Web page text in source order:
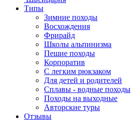
Типы
Зимние походы
Восхождения
Фрирайд
Школы альпинизма
Пешие походы
Корпоратив
С легким рюкзаком
Для детей и родителей
Сплавы - водные походы
Походы на выходные
Авторские туры
Отзывы